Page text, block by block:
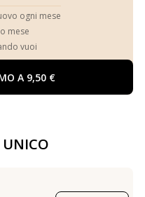
ogni mese
mese
vuoi
A 9,50 €